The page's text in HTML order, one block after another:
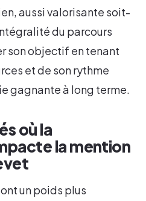
aussi valorisante soit-
du parcours
son objectif en tenant
et de son rythme
gagnante à long terme.
où la
la mention
un poids plus